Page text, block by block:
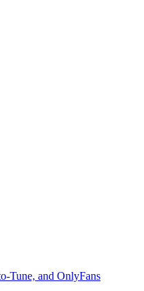
Tune, and OnlyFans